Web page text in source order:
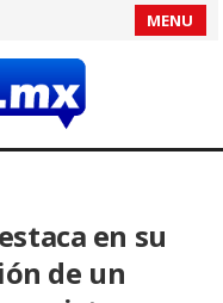
MENU
en su
de un